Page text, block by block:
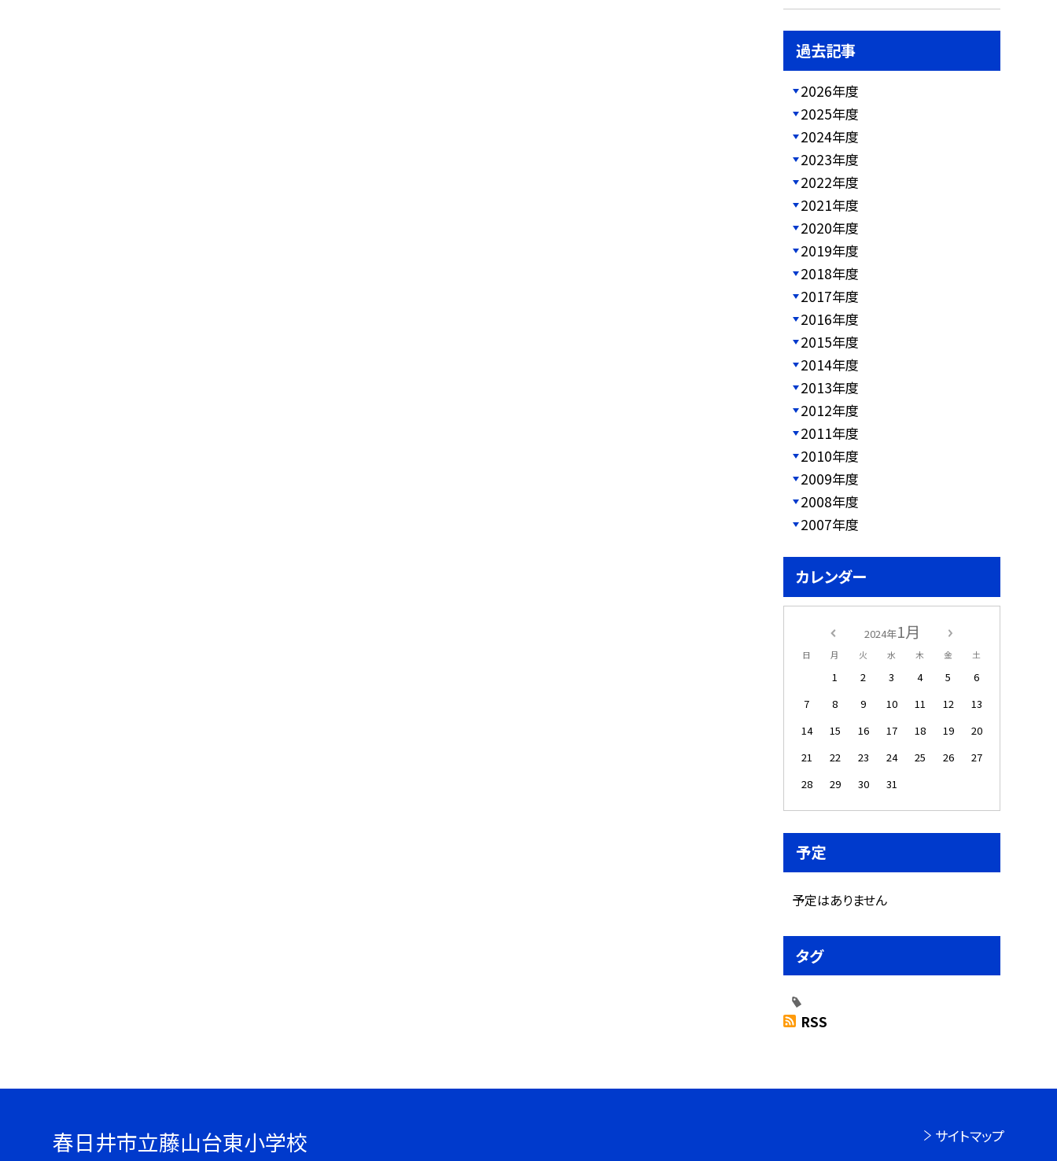
過去記事
2026年度
2025年度
2024年度
2023年度
2022年度
2021年度
2020年度
2019年度
2018年度
2017年度
2016年度
2015年度
2014年度
2013年度
2012年度
2011年度
2010年度
2009年度
2008年度
2007年度
カレンダー
2024年1月
日 月 火 水 木 金 土
1 2 3 4 5
6
7
8 9 10 11 12
13
14
15 16 17 18 19
20
21
22 23 24 25 26
27
28
29 30 31
予定
予定はありません
タグ
RSS
春日井市立藤山台東小学校 サイトマップ